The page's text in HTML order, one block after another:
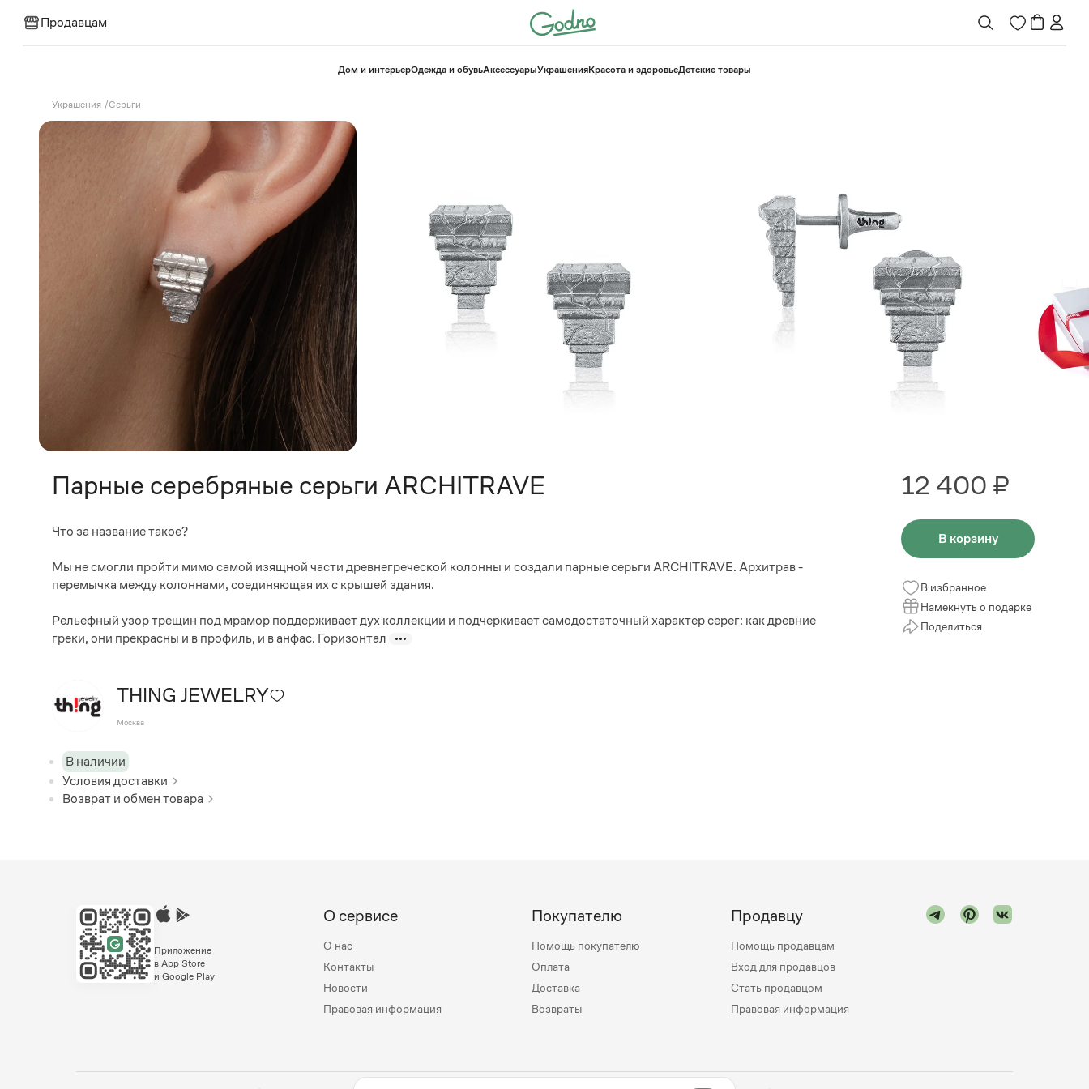
Продавцам
⁠Дом и интерьерОдежда и обувьАксессуарыУкрашенияКрасота и здоровье⁠Детские товары
Украшения /Серьги
Парные серебряные серьги ARCHITRAVE
Что за название такое?
Мы не смогли пройти мимо самой изящной части древнегреческой колонны и создали парные серьги ARCHITRAVE. Архитрав -
перемычка между колоннами, соединяющая их с крышей здания.
Рельефный узор трещин под мрамор поддерживает дух коллекции и подчеркивает самодостаточный характер серег: как древние
греки, они прекрасны и в профиль, и в анфас. Горизонтал
THING JEWELRY
Москва
В наличии
Условия доставки
Возврат и обмен товара
12 400 ₽
В корзину
В избранное
Намекнуть о подарке
Поделиться
Приложение
в App Store
и Google Play
О сервисе
О нас
Контакты
Новости
Правовая информация
Покупателю
Помощь покупателю
Оплата
Доставка
Возвраты
Продавцу
Помощь продавцам
Вход для продавцов
Стать продавцом
Правовая информация